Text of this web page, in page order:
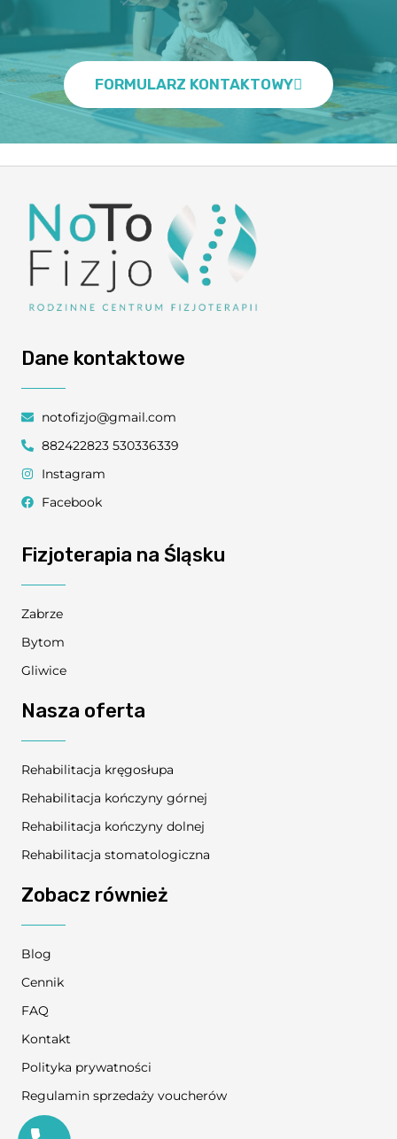
FORMULARZ KONTAKTOWY
Dane kontaktowe
notofizjo@gmail.com
882422823 530336339
Instagram
Facebook
Fizjoterapia na Śląsku
Zabrze
Bytom
Gliwice
Nasza oferta
Rehabilitacja kręgosłupa
Rehabilitacja kończyny górnej
Rehabilitacja kończyny dolnej
Rehabilitacja stomatologiczna
Zobacz również
Blog
Cennik
FAQ
Kontakt
Polityka prywatności
Regulamin sprzedaży voucherów